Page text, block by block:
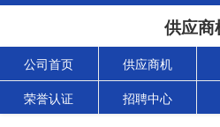
供应商
公司首页 供应商机
荣誉认证 招聘中心